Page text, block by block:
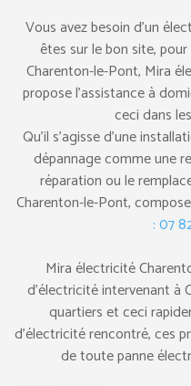
Vous avez besoin d’un
êtes sur le bon site,
Charenton-le-Pont, Mira
propose l’assistance à
ceci dans
Qu’il s’agisse d’une
dépannage comme une
réparation ou le
Charenton-le-Pont,
: 07
Mira électricité
d’électricité intervenant à
quartiers et ceci
d’électricité rencontré, ces
de toute panne